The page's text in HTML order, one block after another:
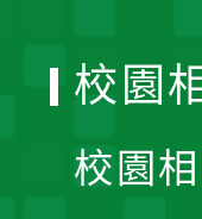
校園
校園